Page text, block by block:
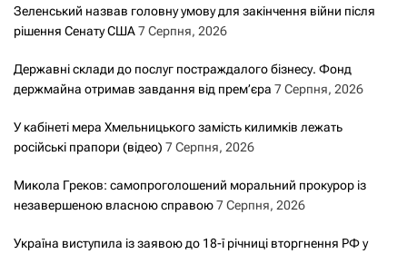
Зеленський назвав головну умову для закінчення війни після
рішення Сенату США7 Серпня, 2026
Державні склади до послуг постраждалого бізнесу. Фонд
держмайна отримав завдання від прем’єра 7 Серпня, 2026
У кабінеті мера Хмельницького замість килимків лежать
російські прапори (відео) 7 Серпня, 2026
Микола Греков: самопроголошений моральний прокурор із
незавершеною власною справою7 Серпня, 2026
Україна виступила із заявою до 18-ї річниці вторгнення РФ у